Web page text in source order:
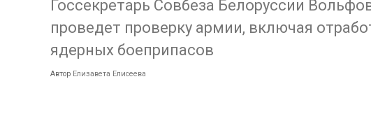
Госсекретарь Cовбеза Белоруссии
проведет проверку армии, включая
ядерных боеприпасов
Автор Елизавета Елисеева